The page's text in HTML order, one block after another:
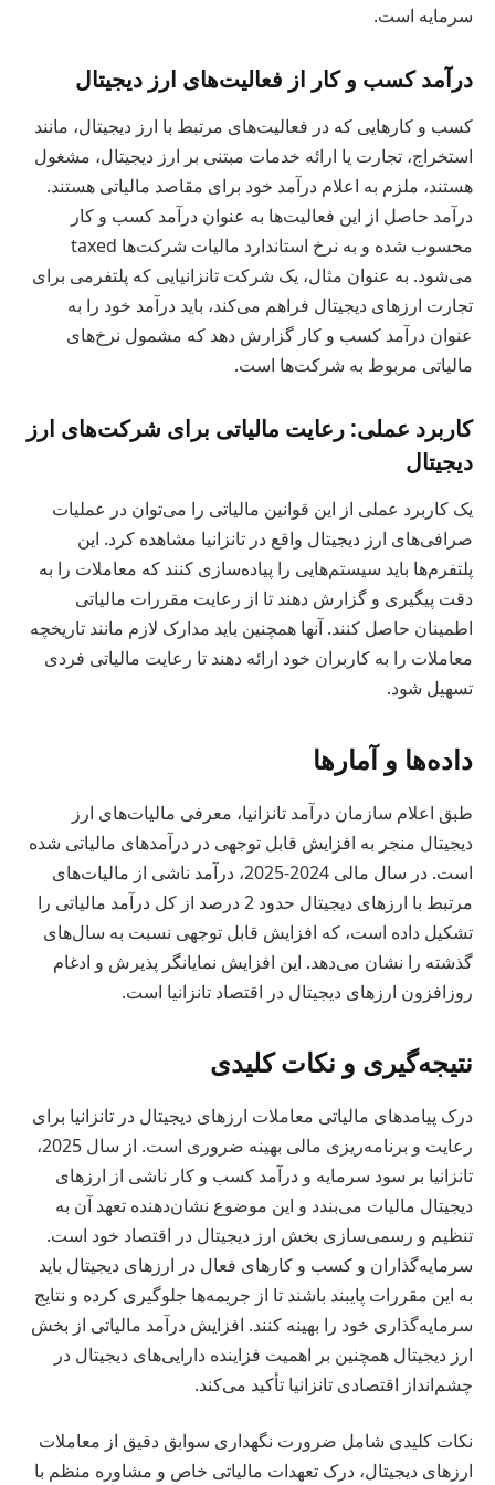
سرمایه است.
درآمد کسب و کار از فعالیت‌های ارز دیجیتال
کسب و کارهایی که در فعالیت‌های مرتبط با ارز دیجیتال، مانند
استخراج، تجارت یا ارائه خدمات مبتنی بر ارز دیجیتال، مشغول
هستند، ملزم به اعلام درآمد خود برای مقاصد مالیاتی هستند.
درآمد حاصل از این فعالیت‌ها به عنوان درآمد کسب و کار
محسوب شده و به نرخ استاندارد مالیات شرکت‌ها taxed
می‌شود. به عنوان مثال، یک شرکت تانزانیایی که پلتفرمی برای
تجارت ارزهای دیجیتال فراهم می‌کند، باید درآمد خود را به
عنوان درآمد کسب و کار گزارش دهد که مشمول نرخ‌های
مالیاتی مربوط به شرکت‌ها است.
کاربرد عملی: رعایت مالیاتی برای شرکت‌های ارز
دیجیتال
یک کاربرد عملی از این قوانین مالیاتی را می‌توان در عملیات
صرافی‌های ارز دیجیتال واقع در تانزانیا مشاهده کرد. این
پلتفرم‌ها باید سیستم‌هایی را پیاده‌سازی کنند که معاملات را به
دقت پیگیری و گزارش دهند تا از رعایت مقررات مالیاتی
اطمینان حاصل کنند. آنها همچنین باید مدارک لازم مانند تاریخچه
معاملات را به کاربران خود ارائه دهند تا رعایت مالیاتی فردی
تسهیل شود.
داده‌ها و آمارها
طبق اعلام سازمان درآمد تانزانیا، معرفی مالیات‌های ارز
دیجیتال منجر به افزایش قابل توجهی در درآمدهای مالیاتی شده
است. در سال مالی 2024-2025، درآمد ناشی از مالیات‌های
مرتبط با ارزهای دیجیتال حدود 2 درصد از کل درآمد مالیاتی را
تشکیل داده است، که افزایش قابل توجهی نسبت به سال‌های
گذشته را نشان می‌دهد. این افزایش نمایانگر پذیرش و ادغام
روزافزون ارزهای دیجیتال در اقتصاد تانزانیا است.
نتیجه‌گیری و نکات کلیدی
درک پیامدهای مالیاتی معاملات ارزهای دیجیتال در تانزانیا برای
رعایت و برنامه‌ریزی مالی بهینه ضروری است. از سال 2025،
تانزانیا بر سود سرمایه و درآمد کسب و کار ناشی از ارزهای
دیجیتال مالیات می‌بندد و این موضوع نشان‌دهنده تعهد آن به
تنظیم و رسمی‌سازی بخش ارز دیجیتال در اقتصاد خود است.
سرمایه‌گذاران و کسب و کارهای فعال در ارزهای دیجیتال باید
به این مقررات پایبند باشند تا از جریمه‌ها جلوگیری کرده و نتایج
سرمایه‌گذاری خود را بهینه کنند. افزایش درآمد مالیاتی از بخش
ارز دیجیتال همچنین بر اهمیت فزاینده دارایی‌های دیجیتال در
چشم‌انداز اقتصادی تانزانیا تأکید می‌کند.
نکات کلیدی شامل ضرورت نگهداری سوابق دقیق از معاملات
ارزهای دیجیتال، درک تعهدات مالیاتی خاص و مشاوره منظم با